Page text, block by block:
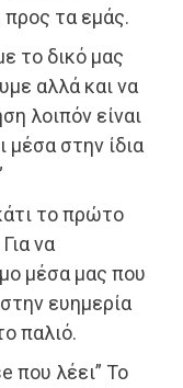
τα εμάς.
το δικό μας
αλλά και να
λοιπόν είναι
μέσα στην ίδια
το πρώτο
να
μέσα μας που
ευημερία
παλιό.
που λέει” Το